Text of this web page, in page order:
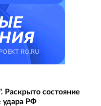
Раскрыто состояние
удара РФ